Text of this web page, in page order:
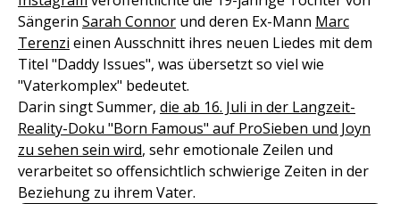
Sängerin Sarah Connor und deren Ex-Mann Marc
Terenzi einen Ausschnitt ihres neuen Liedes mit dem
Titel "Daddy Issues", was übersetzt so viel wie
"Vaterkomplex" bedeutet.
Darin singt Summer, die ab 16. Juli in der Langzeit-
Reality-Doku "Born Famous" auf ProSieben und Joyn
zu sehen sein wird, sehr emotionale Zeilen und
verarbeitet so offensichtlich schwierige Zeiten in der
Beziehung zu ihrem Vater.